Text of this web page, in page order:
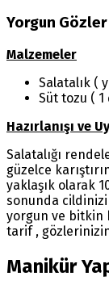
Yorgun
Malzemeler
Salatalık (
Süt tozu ( 1
Hazırlanışı ve
Salatalığı
güzelce
yaklaşık olarak
sonunda
yorgun ve bitkin
tarif ,
Manikür